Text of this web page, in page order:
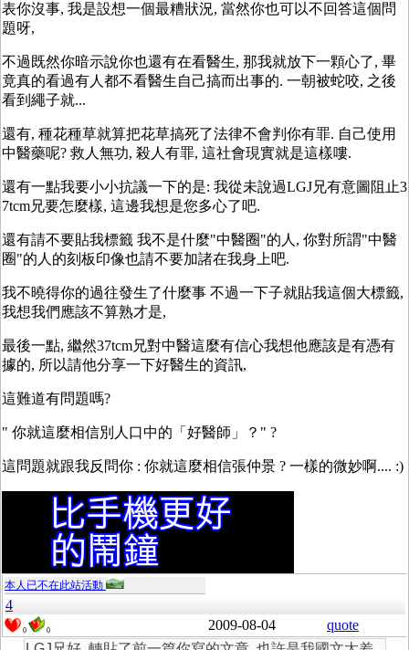
表你沒事, 我是設想一個最糟狀況, 當然你也可以不回答這個問
題呀,
不過既然你暗示說你也還有在看醫生, 那我就放下一顆心了, 畢
竟真的看過有人都不看醫生自己搞而出事的. 一朝被蛇咬, 之後
看到繩子就...
還有, 種花種草就算把花草搞死了法律不會判你有罪. 自己使用
中醫藥呢? 救人無功, 殺人有罪, 這社會現實就是這樣嘍.
還有一點我要小小抗議一下的是: 我從未說過LGJ兄有意圖阻止3
7tcm兄要怎麼樣, 這邊我想是您多心了吧.
還有請不要貼我標籤 我不是什麼"中醫圈"的人, 你對所謂"中醫
圈"的人的刻板印像也請不要加諸在我身上吧.
我不曉得你的過往發生了什麼事 不過一下子就貼我這個大標籤,
我想我們應該不算熟才是,
最後一點, 繼然37tcm兄對中醫這麼有信心我想他應該是有憑有
據的, 所以請他分享一下好醫生的資訊,
這難道有問題嗎?
" 你就這麼相信別人口中的「好醫師」？" ?
這問題就跟我反問你 : 你就這麼相信張仲景 ? 一樣的微妙啊.... :)
本人已不在此站活動
4
0 0 2009-08-04
quote